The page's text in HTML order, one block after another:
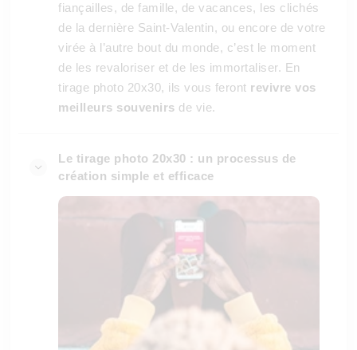
fiançailles, de famille, de vacances, les clichés
de la dernière Saint-Valentin, ou encore de votre
virée à l’autre bout du monde, c’est le moment
de les revaloriser et de les immortaliser. En
tirage photo 20x30, ils vous feront revivre vos
meilleurs souvenirs de vie.
Le tirage photo 20x30 : un processus de
création simple et efficace